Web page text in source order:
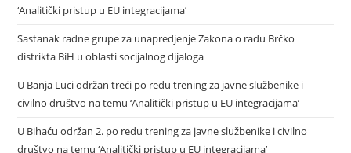
‘Analitički pristup u EU integracijama’
Sastanak radne grupe za unapredjenje Zakona o radu Brčko
distrikta BiH u oblasti socijalnog dijaloga
U Banja Luci održan treći po redu trening za javne službenike i
civilno društvo na temu ‘Analitički pristup u EU integracijama’
U Bihaću održan 2. po redu trening za javne službenike i civilno
društvo na temu ‘Analitički pristup u EU integracijama’